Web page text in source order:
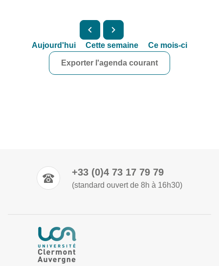
Aujourd'hui Cette semaine Ce mois-ci
Exporter l'agenda courant
+33 (0)4 73 17 79 79
(standard ouvert de 8h à 16h30)